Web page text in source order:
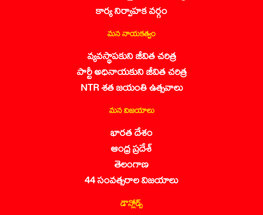
కార్య నిర్వాహక వర్గం
మన నాయకత్వం
వ్యవస్థాపకుని జీవిత చరిత్ర
పార్టీ అధినాయకుని జీవిత చరిత్ర
NTR శత జయంతి ఉత్సవాలు
మన విజయాలు
భారత దేశం
ఆంధ్ర ప్రదేశ్
తెలంగాణ
44 సంవత్సరాల విజయాలు
డౌన్లోడ్స్